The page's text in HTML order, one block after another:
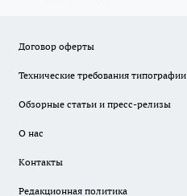
Договор оферты
Технические требования типографии
Обзорные статьи и пресс-релизы
О нас
Контакты
Редакционная политика